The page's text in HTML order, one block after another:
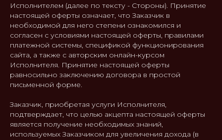
Исполнителем (далее по тексту - Стороны). Принятие
настоящей оферты означает, что Заказчик в
необходимой для него степени ознакомился и
согласен с условиями настоящей оферты, правилами
платежной системы, спецификой функционирования
сайта, а также с авторским онлайн-курсом
Исполнителя. Принятие настоящей оферты
равносильно заключению договора в простой
письменной форме.
Заказчик, приобретая услуги Исполнителя,
подтверждает, что целью акцепта настоящей оферты
является получение необходимых знаний,
используемых Заказчиком для увеличения дохода (в